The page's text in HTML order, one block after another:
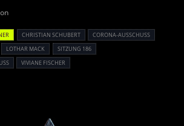
CHRISTIAN SCHUBERT
CORONA-AUSSCHUSS
LOTHAR MACK
SITZUNG 186
VIVIANE FISCHER